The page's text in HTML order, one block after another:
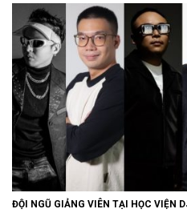
ĐỘI NGŨ GIẢNG VIÊN TẠI HỌC VIỆN